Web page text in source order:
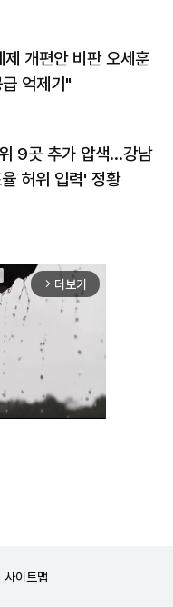
개편안 비판 오세훈
억제기"
9곳 추가 압색…강남
허위 입력' 정황
arrow_forward_ios 더보기
사이트맵